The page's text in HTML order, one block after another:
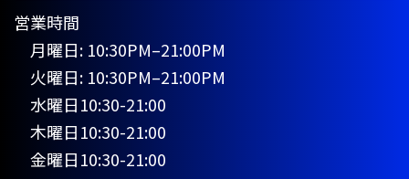
営業時間
月曜日: 10:30PM–21:00PM
火曜日: 10:30PM–21:00PM
水曜日10:30-21:00
木曜日10:30-21:00
金曜日10:30-21:00